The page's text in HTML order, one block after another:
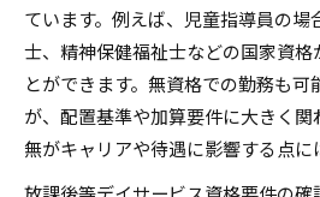
ています。例えば、児童指導員の場
士、精神保健福祉士などの国家資
とができます。無資格での勤務も
が、配置基準や加算要件に大きく
無がキャリアや待遇に影響する点に